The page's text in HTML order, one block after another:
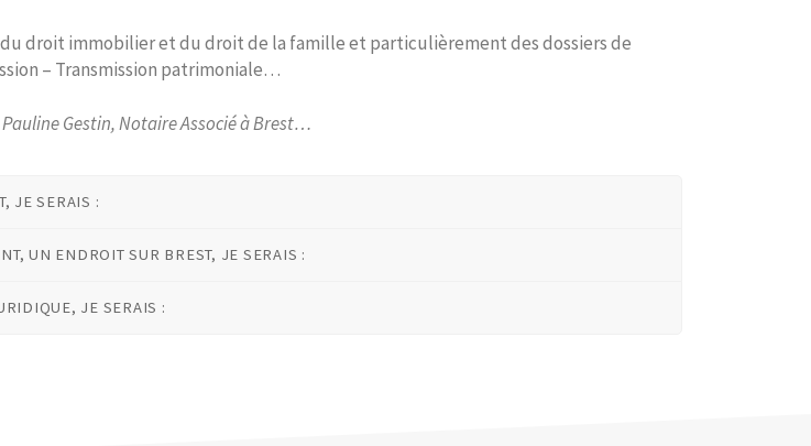
du droit immobilier et du droit de la famille et particulièrement des dossiers de
– Transmission patrimoniale…
Gestin, Notaire Associé à Brest…
JE SERAIS :
UN ENDROIT SUR BREST, JE SERAIS :
JE SERAIS :